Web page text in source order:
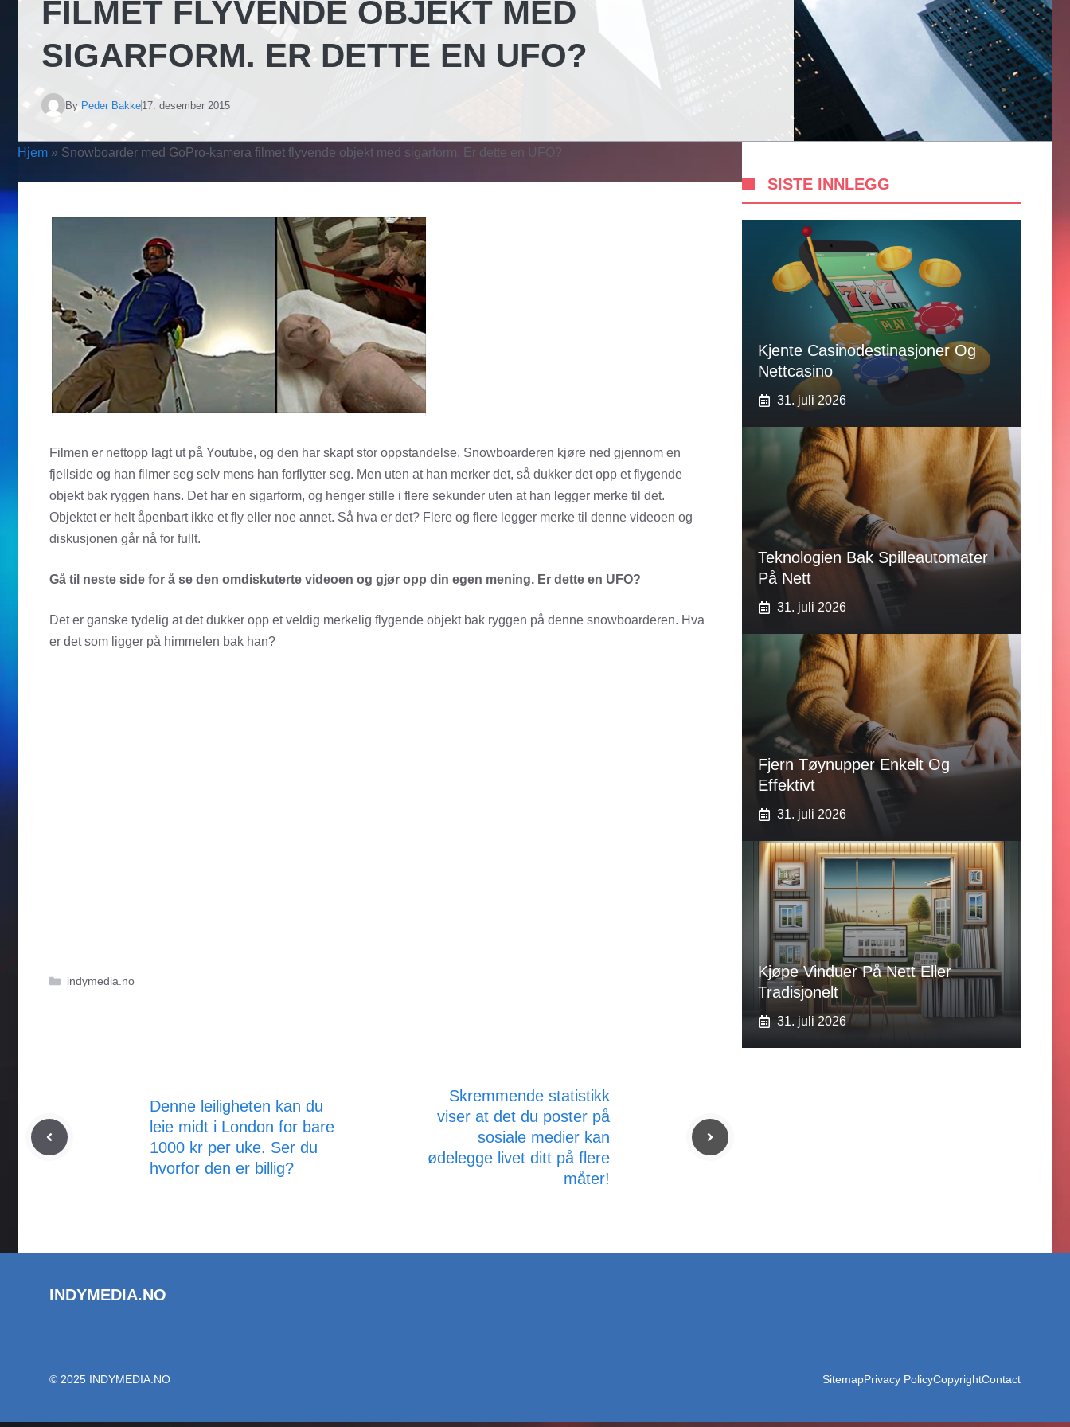
FILMET FLYVENDE OBJEKT MED
SIGARFORM. ER DETTE EN UFO?
By Peder Bakke17. desember 2015
Hjem » Snowboarder med GoPro-kamera filmet flyvende objekt med sigarform. Er dette en UFO?
Filmen er nettopp lagt ut på Youtube, og den har skapt stor oppstandelse. Snowboarderen kjøre ned gjennom en
fjellside og han filmer seg selv mens han forflytter seg. Men uten at han merker det, så dukker det opp et flygende
objekt bak ryggen hans. Det har en sigarform, og henger stille i flere sekunder uten at han legger merke til det.
Objektet er helt åpenbart ikke et fly eller noe annet. Så hva er det? Flere og flere legger merke til denne videoen og
diskusjonen går nå for fullt.
Gå til neste side for å se den omdiskuterte videoen og gjør opp din egen mening. Er dette en UFO?
Det er ganske tydelig at det dukker opp et veldig merkelig flygende objekt bak ryggen på denne snowboarderen. Hva
er det som ligger på himmelen bak han?
Kategorier
indymedia.no
Denne leiligheten kan du
leie midt i London for bare
1000 kr per uke. Ser du
hvorfor den er billig?
Skremmende statistikk
viser at det du poster på
sosiale medier kan
ødelegge livet ditt på flere
måter!
SISTE INNLEGG
Kjente Casinodestinasjoner Og
Nettcasino
31. juli 2026
Teknologien Bak Spilleautomater
På Nett
31. juli 2026
Fjern Tøynupper Enkelt Og
Effektivt
31. juli 2026
Kjøpe Vinduer På Nett Eller
Tradisjonelt
31. juli 2026
INDYMEDIA.NO
© 2025 INDYMEDIA.NO SitemapPrivacy PolicyCopyrightContact